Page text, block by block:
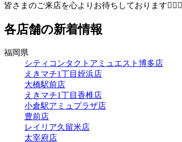
皆さまのご来店を心よりお待ちしております🙇‍♀️✨
各店舗の新着情報
福岡県
シティコンタクトアミュエスト博多店
えきマチ1丁目姪浜店
大橋駅前店
えきマチ1丁目香椎店
小倉駅アミュプラザ店
豊前店
レイリア久留米店
太宰府店